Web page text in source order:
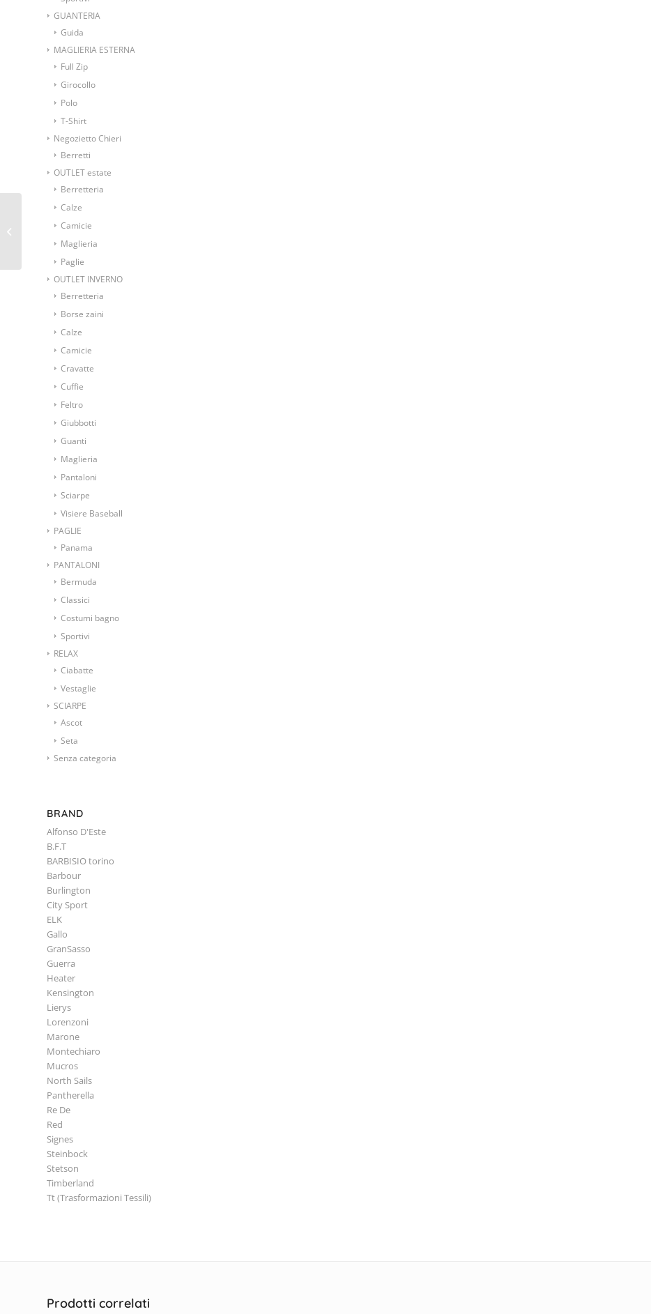
GUANTERIA
Guida
MAGLIERIA ESTERNA
Full Zip
Girocollo
Polo
T-Shirt
Negozietto Chieri
Berretti
OUTLET estate
Berretteria
Calze
Camicie
Maglieria
Paglie
OUTLET INVERNO
Berretteria
Borse zaini
Calze
Camicie
Cravatte
Cuffie
Feltro
Giubbotti
Guanti
Maglieria
Pantaloni
Sciarpe
Visiere Baseball
PAGLIE
Panama
PANTALONI
Bermuda
Classici
Costumi bagno
Sportivi
RELAX
Ciabatte
Vestaglie
SCIARPE
Ascot
Seta
Senza categoria
BRAND
Alfonso D'Este
B.F.T
BARBISIO torino
Barbour
Burlington
City Sport
ELK
Gallo
GranSasso
Guerra
Heater
Kensington
Lierys
Lorenzoni
Marone
Montechiaro
Mucros
North Sails
Pantherella
Re De
Red
Signes
Steinbock
Stetson
Timberland
Tt (Trasformazioni Tessili)
Prodotti correlati
Guanti Timberland a